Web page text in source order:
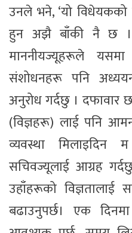
उनले भने, ‘यो
हुन अझै बाँकी नै छ ।
माननीयज्यूहरूले
संशोधनहरू पनि
अनुरोध गर्दछु ।
(विज्ञहरू) लाई पनि
व्यवस्था मिलाइदिन
सचिवज्यूलाई आग्रह
उहाँहरूको विज्ञतालाई
बढाउनुपर्छ। एक